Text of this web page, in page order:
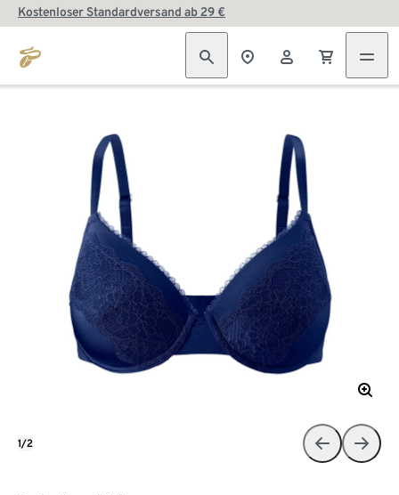
Kostenloser Standardversand ab 29 €
1/2